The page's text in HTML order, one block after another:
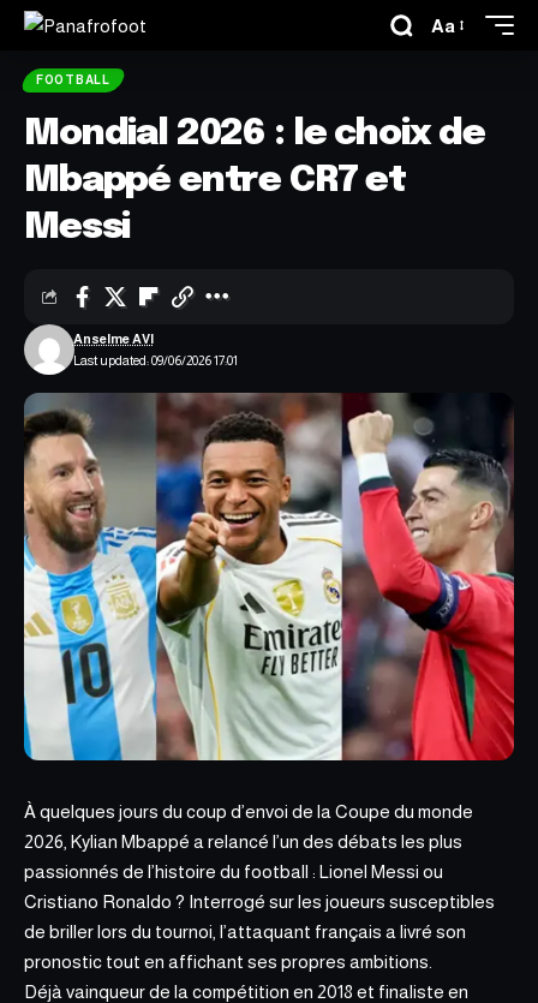
Aa
FOOTBALL
Mondial 2026 : le choix de
Mbappé entre CR7 et
Messi
Last updated: 09/06/2026 17:01
Anselme AVI
À quelques jours du coup d’envoi de la Coupe du monde
2026, Kylian Mbappé a relancé l’un des débats les plus
passionnés de l’histoire du football : Lionel Messi ou
Cristiano Ronaldo ? Interrogé sur les joueurs susceptibles
de briller lors du tournoi, l’attaquant français a livré son
pronostic tout en affichant ses propres ambitions.
Déjà vainqueur de la compétition en 2018 et finaliste en